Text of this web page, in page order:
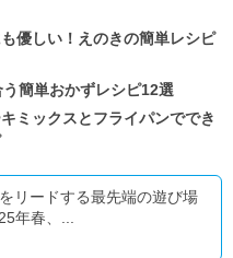
優しい！えのきの簡単レシピ
簡単おかずレシピ12選
ミックスとフライパンででき
リードする最先端の遊び場
年春、...